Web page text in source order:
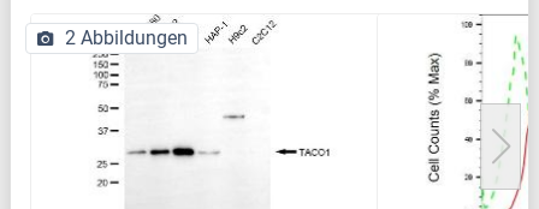
2 Abbildungen